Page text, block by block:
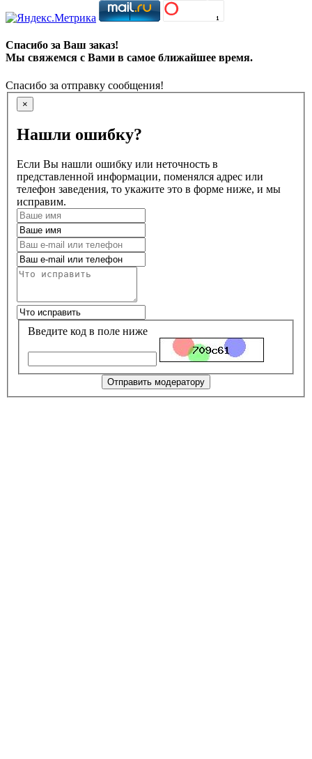
Спасибо за Ваш заказ!
Мы свяжемся с Вами в самое ближайшее время.
Спасибо за отправку сообщения!
×
Нашли ошибку?
Если Вы нашли ошибку или неточность в
представленной информации, поменялся адрес или
телефон заведения, то укажите это в форме ниже, и мы
исправим.
Введите код в поле ниже
Отправить модератору